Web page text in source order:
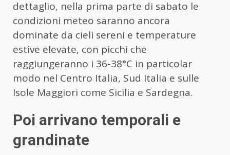
dettaglio, nella prima parte di sabato le
condizioni meteo saranno ancora
dominate da cieli sereni e temperature
estive elevate, con picchi che
raggiungeranno i 36-38°C in particolar
modo nel Centro Italia, Sud Italia e sulle
Isole Maggiori come Sicilia e Sardegna.
Poi arrivano temporali e
grandinate